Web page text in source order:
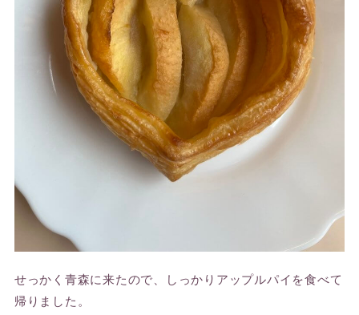
せっかく青森に来たので、しっかりアップルパイを食べて
帰りました。